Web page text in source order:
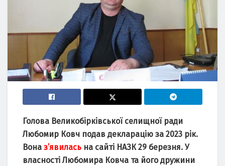
Голова Великобірківської селищної ради
Любомир Ковч подав декларацію за 2023 рік.
Вона з’явилась на сайті НАЗК 29 березня. У
власності Любомира Ковча та його дружини